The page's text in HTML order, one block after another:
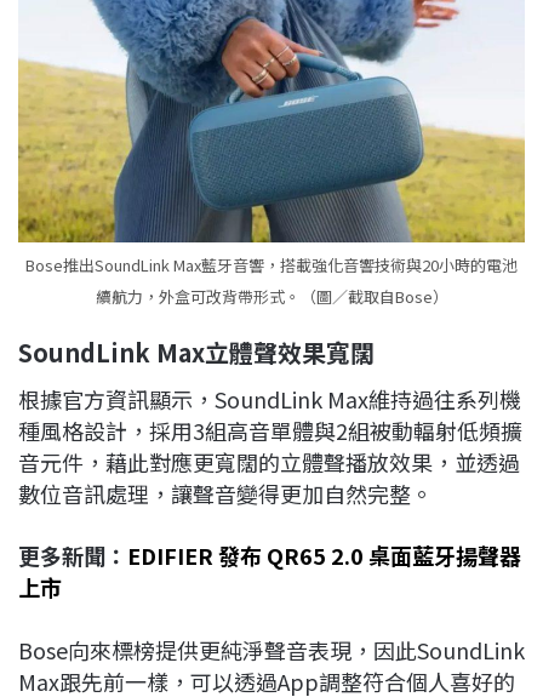
Bose推出SoundLink Max藍牙音響，搭載強化音響技術與20小時的電池
續航力，外盒可改背帶形式。（圖／截取自Bose）
SoundLink Max立體聲效果寬闊
根據官方資訊顯示，SoundLink Max維持過往系列機
種風格設計，採用3組高音單體與2組被動輻射低頻擴
音元件，藉此對應更寬闊的立體聲播放效果，並透過
數位音訊處理，讓聲音變得更加自然完整。
更多新聞： EDIFIER 發布 QR65 2.0 桌面藍牙揚聲器
上市
Bose向來標榜提供更純淨聲音表現，因此SoundLink
Max跟先前一樣，可以透過App調整符合個人喜好的